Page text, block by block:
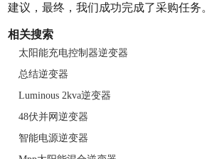
建议，最终，我们成功完成了采购任务。
相关搜索
太阳能充电控制器逆变器
总结逆变器
Luminous 2kva逆变器
48伏并网逆变器
智能电源逆变器